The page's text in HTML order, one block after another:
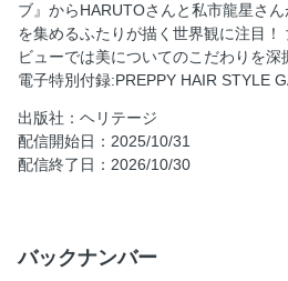
進藤郁子が教える、ヘア＆メイク
進藤郁子（SHISEIDO）
SABFAのバトン 計良宏文から進
子（SABFA）
PP ENTERTAINMENT ILLIT/
ZIPPER）
Backstage Notes
私の推し美容師Vol.6 間嶋崇裕（
ブ』からHARUTOさんと私市龍星さ
を集めるふたりが描く世界観に注目！
ビューでは美についてのこだわりを深
電子特別付録:PREPPY HAIR STYLE
出版社：ヘリテージ
配信開始日：2025/10/31
配信終了日：2026/10/30
バックナンバー